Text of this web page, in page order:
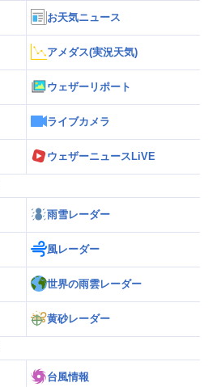
お天気ニュース
アメダス(実況天気)
ウェザーリポート
ライブカメラ
ウェザーニュースLiVE
雨雪レーダー
風レーダー
世界の雨雲レーダー
黄砂レーダー
台風情報